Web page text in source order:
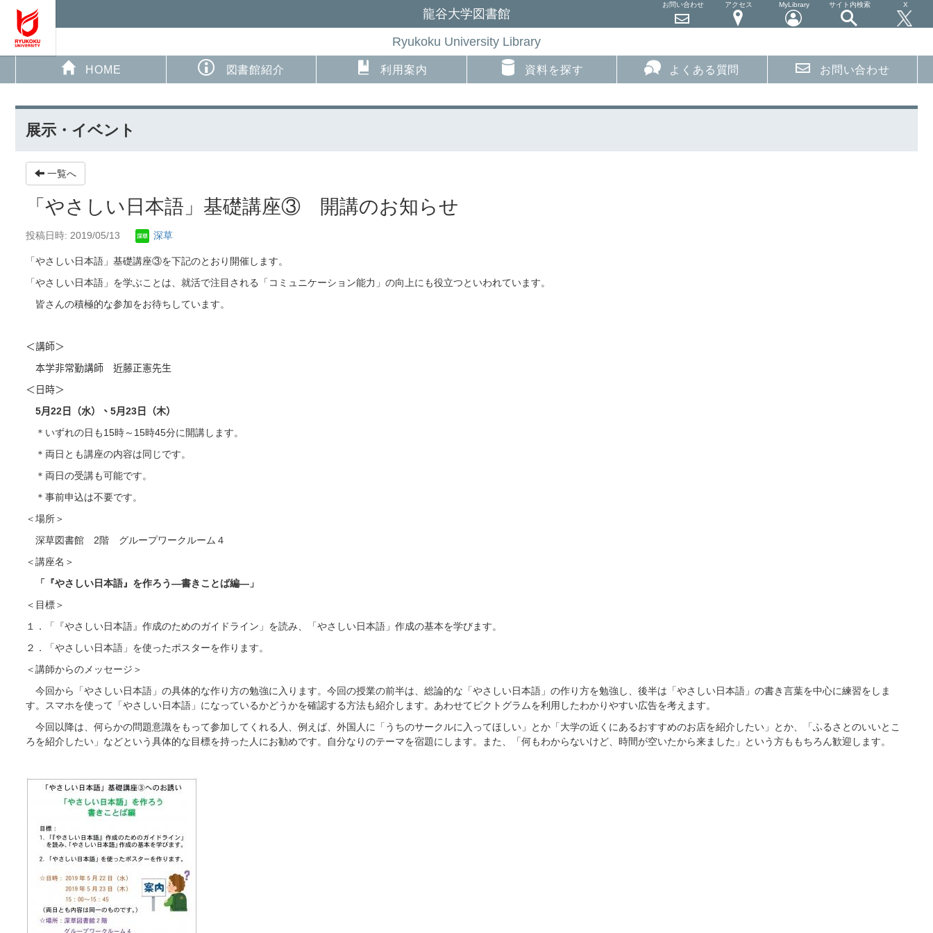
龍谷大学図書館
Ryukoku University Library
お問い合わせ アクセス MyLibrary サイト内検索 X
HOME 図書館紹介 利用案内 資料を探す よくある質問 お問い合わせ
展示・イベント
一覧へ
「やさしい日本語」基礎講座③ 開講のお知らせ
投稿日時: 2019/05/13 深草
「やさしい日本語」基礎講座③を下記のとおり開催します。
「やさしい日本語」を学ぶことは、就活で注目される「コミュニケーション能力」の向上にも役立つといわれています。
皆さんの積極的な参加をお待ちしています。
＜講師＞
本学非常勤講師 近藤正憲先生
＜日時＞
5月 22 日（水）、 5月 23 日（木）
＊いずれの日も 15時～ 15時45分に開講します。
＊両日とも講座の内容は同じです。
＊両日の受講も可能です。
＊事前申込は不要です。
＜場所＞
深草図書館 2 階 グループワークルーム４
＜講座名＞
「『やさしい日本語』を作ろう―書きことば編―」
＜目標＞
１．「『やさしい日本語』作成のためのガイドライン」を読み、「やさしい日本語」作成の基本を学びます。
２．「やさしい日本語」を使ったポスターを作ります。
＜講師からのメッセージ＞
今回から「やさしい日本語」の具体的な作り方の勉強に入ります。今回の授業の前半は、総論的な「やさしい日本語」の作り方を勉強し、後半は「やさしい日本語」の書き言葉を中心に練習をしま
す。スマホを使って「やさしい日本語」になっているかどうかを確認する方法も紹介します。あわせてピクトグラムを利用したわかりやすい広告を考えます。
今回以降は、何らかの問題意識をもって参加してくれる人、例えば、外国人に「うちのサークルに入ってほしい」とか「大学の近くにあるおすすめのお店を紹介したい」とか、「ふるさとのいいとこ
ろを紹介したい」などという具体的な目標を持った人にお勧めです。自分なりのテーマを宿題にします。また、「何もわからないけど、時間が空いたから来ました」という方ももちろん歓迎します。